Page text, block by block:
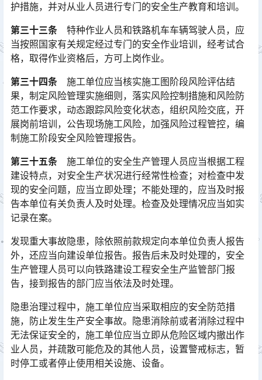
护措施，并对从业人员进行专门的安全生产教育和培训。
第三十三条 特种作业人员和铁路机车车辆驾驶人员，应
当按照国家有关规定经过专门的安全作业培训，经考试合
格，取得作业资格后，方可上岗作业。
第三十四条 施工单位应当核实施工图阶段风险评估结
果，制定风险管理实施细则，落实风险控制措施和风险防
范工作要求，动态跟踪风险变化状态，组织风险交底，开
展岗前培训，公告现场施工风险，加强风险过程管控，编
制施工阶段安全风险管理报告。󠅅󠅃󠄵󠅂󠄪󠇖󠆨󠆨󠇕󠆞󠆒󠅬󠇘󠆭󠆘󠇙󠆝󠅵󠇗󠆭󠆁󠄐󠇗󠅹󠅸󠇖󠆍󠅳󠇖󠅹󠅰󠇖󠆌󠅹
第三十五条 施工单位的安全生产管理人员应当根据工程
建设特点，对安全生产状况进行经常性检查；对检查中发
现的安全问题，应当立即处理；不能处理的，应当及时报
告本单位有关负责人及时处理。检查及处理情况应当如实
记录在案。󠅅󠅃󠄵󠅂󠄪󠇖󠆨󠆨󠇕󠆞󠆒󠅬󠇘󠆭󠆘󠇙󠆝󠅵󠇗󠆭󠆁󠄐󠇗󠅹󠅸󠇖󠆍󠅳󠇖󠅹󠅰󠇖󠆌󠅹
发现重大事故隐患，除依照前款规定向本单位负责人报告
外，还应当向建设单位报告。报告后未及时处理的，安全
生产管理人员可以向铁路建设工程安全生产监管部门报
告，接到报告的部门应当依法及时处理。󠅅󠅃󠄵󠅂󠄪󠇖󠆨󠆨󠇕󠆞󠆒󠅬󠇘󠆭󠆘󠇙󠆝󠅵󠇗󠆭󠆁󠄐󠇗󠅹󠅸󠇖󠆍󠅳󠇖󠅹󠅰󠇖󠆌󠅹
隐患治理过程中，施工单位应当采取相应的安全防范措
施，防止发生生产安全事故。隐患消除前或者消除过程中
无法保证安全的，施工单位应当立即从危险区域内撤出作
业人员，并疏散可能危及的其他人员，设置警戒标志，暂
时停工或者停止使用相关设施、设备。󠅅󠅃󠄵󠅂󠄪󠇖󠆨󠆨󠇕󠆞󠆒󠅬󠇘󠆭󠆘󠇙󠆝󠅵󠇗󠆭󠆁󠄐󠇗󠅹󠅸󠇖󠆍󠅳󠇖󠅹󠅰󠇖󠆌󠅹